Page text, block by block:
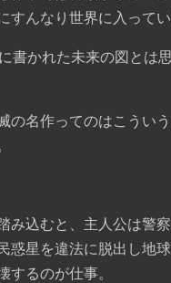
すんなり世界に入ってい
書かれた未来の図とは
の名作ってのはこうい
み込むと、主人公は警
惑星を違法に脱出し地
するのが仕事。